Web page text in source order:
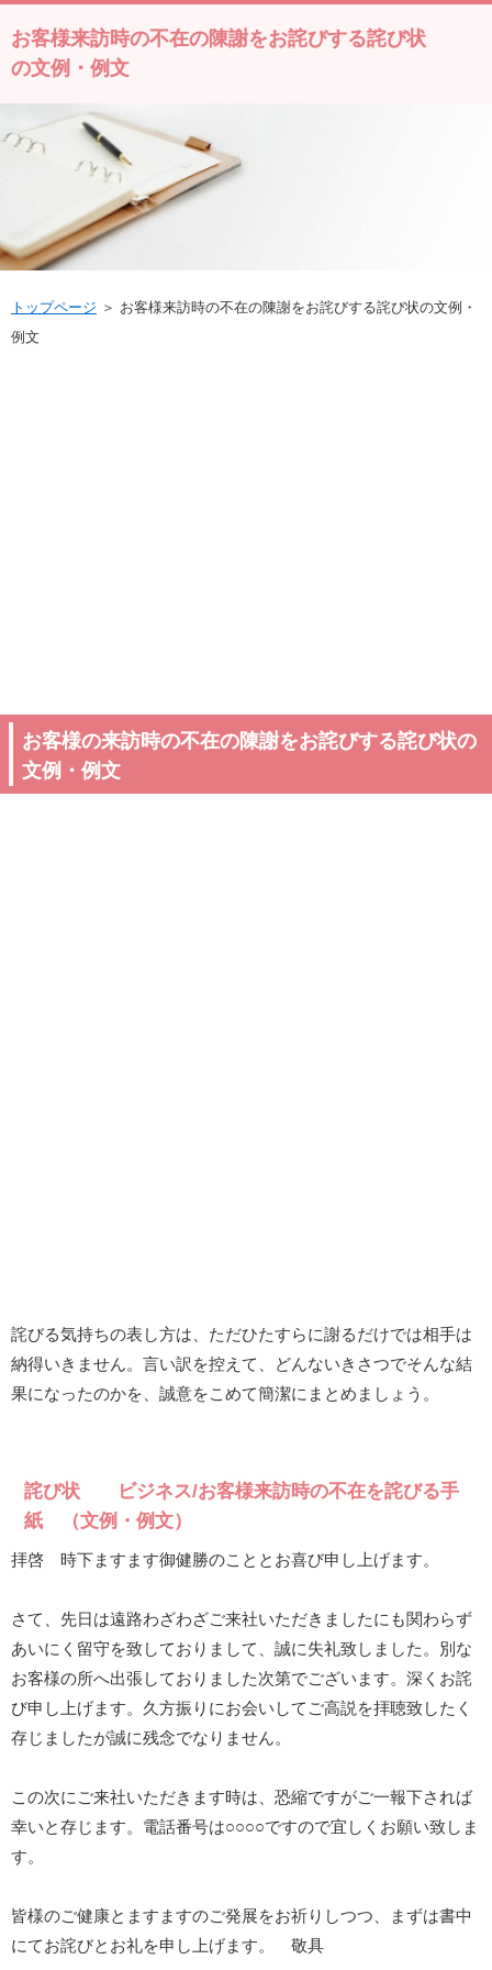
お客様来訪時の不在の陳謝をお詫びする詫び状
の文例・例文
トップページ ＞ お客様来訪時の不在の陳謝をお詫びする詫び状の文例・
例文
お客様の来訪時の不在の陳謝をお詫びする詫び状の
文例・例文
詫びる気持ちの表し方は、ただひたすらに謝るだけでは相手は
納得いきません。言い訳を控えて、どんないきさつでそんな結
果になったのかを、誠意をこめて簡潔にまとめましょう。
詫び状 ビジネス/お客様来訪時の不在を詫びる手
紙 （文例・例文）
拝啓 時下ますます御健勝のこととお喜び申し上げます。
さて、先日は遠路わざわざご来社いただきましたにも関わらず
あいにく留守を致しておりまして、誠に失礼致しました。別な
お客様の所へ出張しておりました次第でございます。深くお詫
び申し上げます。久方振りにお会いしてご高説を拝聴致したく
存じましたが誠に残念でなりません。
この次にご来社いただきます時は、恐縮ですがご一報下されば
幸いと存じます。電話番号は○○○○ですので宜しくお願い致しま
す。
皆様のご健康とますますのご発展をお祈りしつつ、まずは書中
にてお詫びとお礼を申し上げます。 敬具